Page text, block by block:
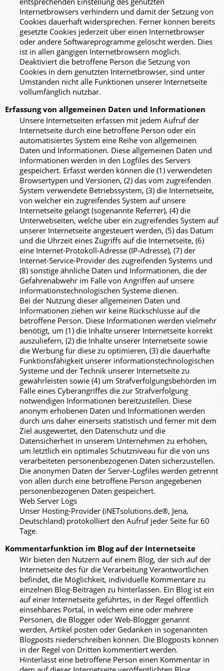
Internetbrowsers verhindern und damit der Setzung von
Cookies dauerhaft widersprechen. Ferner können bereits
gesetzte Cookies jederzeit über einen Internetbrowser
oder andere Softwareprogramme gelöscht werden. Dies
ist in allen gängigen Internetbrowsern möglich.
Deaktiviert die betroffene Person die Setzung von
Cookies in dem genutzten Internetbrowser, sind unter
Umständen nicht alle Funktionen unserer Internetseite
vollumfänglich nutzbar.
Erfassung von allgemeinen Daten und Informationen
Unsere Internetseiten erfassen mit jedem Aufruf der
Internetseite durch eine betroffene Person oder ein
automatisiertes System eine Reihe von allgemeinen
Daten und Informationen. Diese allgemeinen Daten und
Informationen werden in den Logfiles des Servers
gespeichert. Erfasst werden können die (1) verwendeten
Browsertypen und Versionen, (2) das vom zugreifenden
System verwendete Betriebssystem, (3) die Internetseite,
von welcher ein zugreifendes System auf unsere
Internetseite gelangt (sogenannte Referrer), (4) die
Unterwebseiten, welche über ein zugreifendes System auf
unserer Internetseite angesteuert werden, (5) das Datum
und die Uhrzeit eines Zugriffs auf die Internetseite, (6)
eine Internet-Protokoll-Adresse (IP-Adresse), (7) der
Internet-Service-Provider des zugreifenden Systems und
(8) sonstige ähnliche Daten und Informationen, die der
Gefahrenabwehr im Falle von Angriffen auf unsere
informationstechnologischen Systeme dienen.
Bei der Nutzung dieser allgemeinen Daten und
Informationen ziehen wir keine Rückschlüsse auf die
betroffene Person. Diese Informationen werden vielmehr
benötigt, um (1) die Inhalte unserer Internetseite korrekt
auszuliefern, (2) die Inhalte unserer Internetseite sowie
die Werbung für diese zu optimieren, (3) die dauerhafte
Funktionsfähigkeit unserer informationstechnologischen
Systeme und der Technik unserer Internetseite zu
gewährleisten sowie (4) um Strafverfolgungsbehörden im
Falle eines Cyberangriffes die zur Strafverfolgung
notwendigen Informationen bereitzustellen. Diese
anonym erhobenen Daten und Informationen werden
durch uns daher einerseits statistisch und ferner mit dem
Ziel ausgewertet, den Datenschutz und die
Datensicherheit in unserem Unternehmen zu erhöhen,
um letztlich ein optimales Schutzniveau für die von uns
verarbeiteten personenbezogenen Daten sicherzustellen.
Die anonymen Daten der Server-Logfiles werden getrennt
von allen durch eine betroffene Person angegebenen
personenbezogenen Daten gespeichert.
Web Server Logs
Unser Hosting-Provider (iNETsolutions.de®, Jena,
Deutschland) protokolliert den Aufruf jeder Seite für 60
Tage.
Kommentarfunktion im Blog auf der Internetseite
Wir bieten den Nutzern auf einem Blog, der sich auf der
Internetseite des für die Verarbeitung Verantwortlichen
befindet, die Möglichkeit, individuelle Kommentare zu
einzelnen Blog-Beiträgen zu hinterlassen. Ein Blog ist ein
auf einer Internetseite geführtes, in der Regel öffentlich
einsehbares Portal, in welchem eine oder mehrere
Personen, die Blogger oder Web-Blogger genannt
werden, Artikel posten oder Gedanken in sogenannten
Blogposts niederschreiben können. Die Blogposts können
in der Regel von Dritten kommentiert werden.
Hinterlässt eine betroffene Person einen Kommentar in